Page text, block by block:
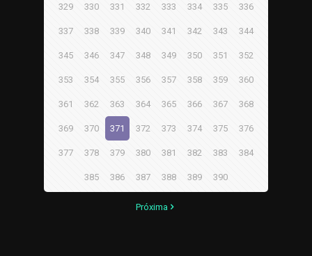
329 330 331 332 333 334 335 336
337 338 339 340 341 342 343 344
345 346 347 348 349 350 351 352
353 354 355 356 357 358 359 360
361 362 363 364 365 366 367 368
369 370 371 372 373 374 375 376
377 378 379 380 381 382 383 384
385 386 387 388 389 390
Próxima